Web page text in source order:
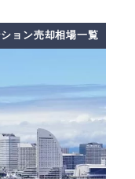
ョン売却相場一覧